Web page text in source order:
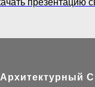
презентацию